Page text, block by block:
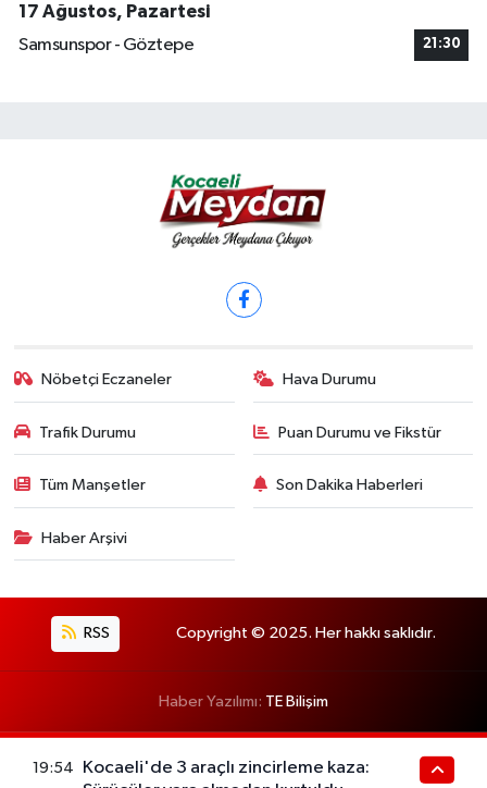
17 Ağustos, Pazartesi
Samsunspor - Göztepe
21:30
Nöbetçi Eczaneler Hava Durumu
Trafik Durumu Puan Durumu ve Fikstür
Tüm Manşetler Son Dakika Haberleri
Haber Arşivi
RSS Copyright © 2025. Her hakkı saklıdır.
Haber Yazılımı: TE Bilişim
19:54
Kocaeli'de 3 araçlı zincirleme kaza: